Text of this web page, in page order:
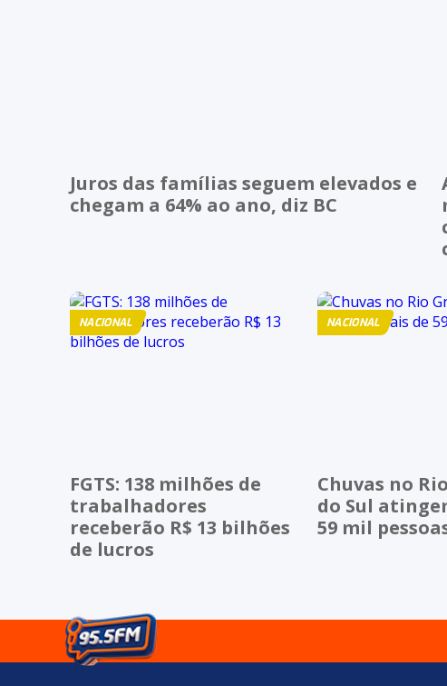
Juros das famílias seguem elevados e
chegam a 64% ao ano, diz BC
NACIONAL
FGTS: 138 milhões de
trabalhadores
receberão R$ 13 bilhões
de lucros
NACIONAL
Chuvas no
do Sul
59 mil